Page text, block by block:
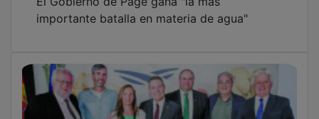
importante batalla en materia de agua"